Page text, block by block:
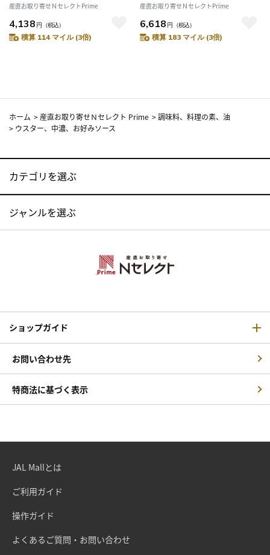
産直お取り寄せＮセレクトPrime
4,138 円 （税込）
積算 114 マイル (3倍)
産直お取り寄せＮセレクトPrime
6,618 円 （税込）
積算 183 マイル (3倍)
ホーム > 産直お取り寄せＮセレクト Prime >調味料、料理の素、油
> ウスター、中濃、お好みソース
カテゴリを選ぶ
ジャンルを選ぶ
ショップガイド
お問い合わせ先
特商法に基づく表示
JAL Mallとは
ご利用ガイド
操作ガイド
よくあるご質問・お問い合わせ